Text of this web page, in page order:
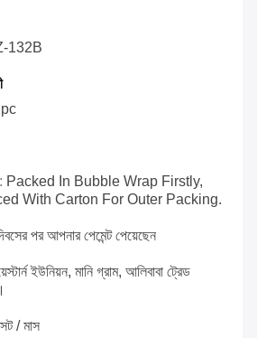
132B
Packed In Bubble Wrap Firstly,
With Carton For Outer Packing.
পর আপনার পেমেন্ট পেয়েছেন
ইউনিয়ন, মানি গ্রাম, আলিবাবা ট্রেড
/ মাস